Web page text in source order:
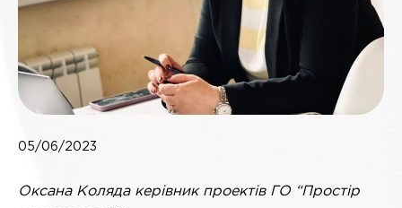
05/06/2023
Оксана Коляда керівник проектів ГО “Простір